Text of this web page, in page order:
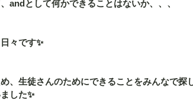
andとして何かできることはないか、、、
々です✨
、生徒さんのためにできることをみんなで
した✨